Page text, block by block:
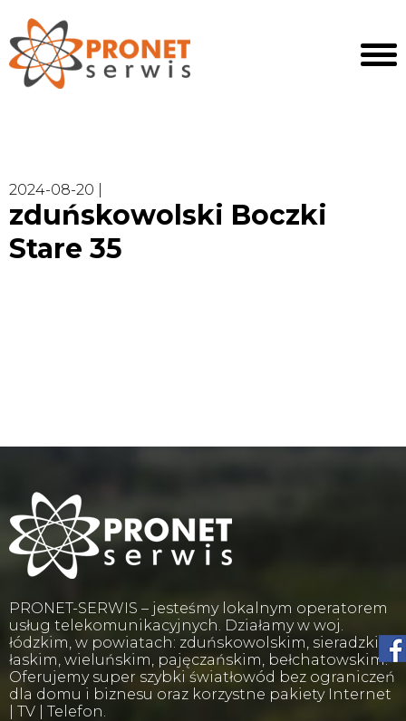
2024-08-20 |
zduńskowolski Boczki
Stare 35
PRONET-SERWIS – jesteśmy lokalnym operatorem
usług telekomunikacyjnych. Działamy w woj.
łódzkim, w powiatach: zduńskowolskim, sieradzkim,
łaskim, wieluńskim, pajęczańskim, bełchatowskim.
Oferujemy super szybki światłowód bez ograniczeń
dla domu i biznesu oraz korzystne pakiety Internet
| TV | Telefon.